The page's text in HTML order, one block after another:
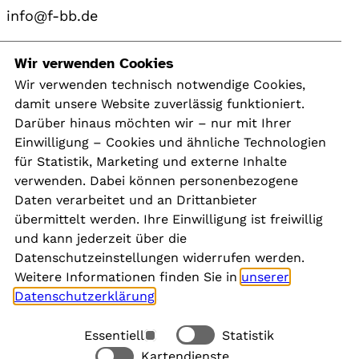
info@f-bb.de
Navigation
Kontakt
Presse
Aktuelles
Karriere
Newsletter
Social Media
Rechtliches
Wir verwenden Cookies
Wir verwenden technisch notwendige Cookies,
damit unsere Website zuverlässig funktioniert.
Darüber hinaus möchten wir – nur mit Ihrer
Einwilligung – Cookies und ähnliche Technologien
für Statistik, Marketing und externe Inhalte
verwenden. Dabei können personenbezogene
Daten verarbeitet und an Drittanbieter
übermittelt werden. Ihre Einwilligung ist freiwillig
und kann jederzeit über die
Datenschutzeinstellungen widerrufen werden.
Weitere Informationen finden Sie in unserer
Datenschutzerklärung
Essentiell
Statistik